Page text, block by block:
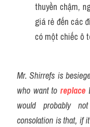
thuyền chậm,
giá rẻ đến các
có một chiếc ô
Mr. Shirrefs is
who want to replace
would probably not
consolation is that, if